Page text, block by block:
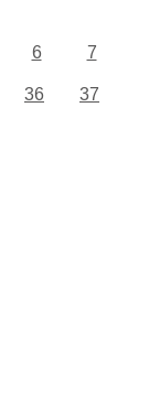
6 7
36 37